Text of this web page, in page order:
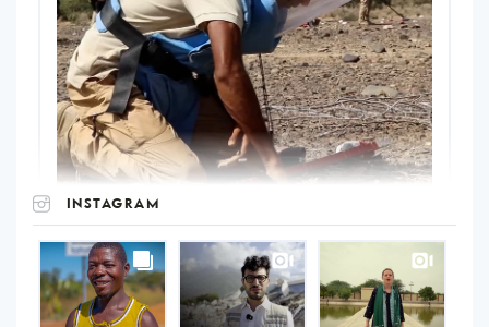
INSTAGRAM
UNOPS
on
Instagram